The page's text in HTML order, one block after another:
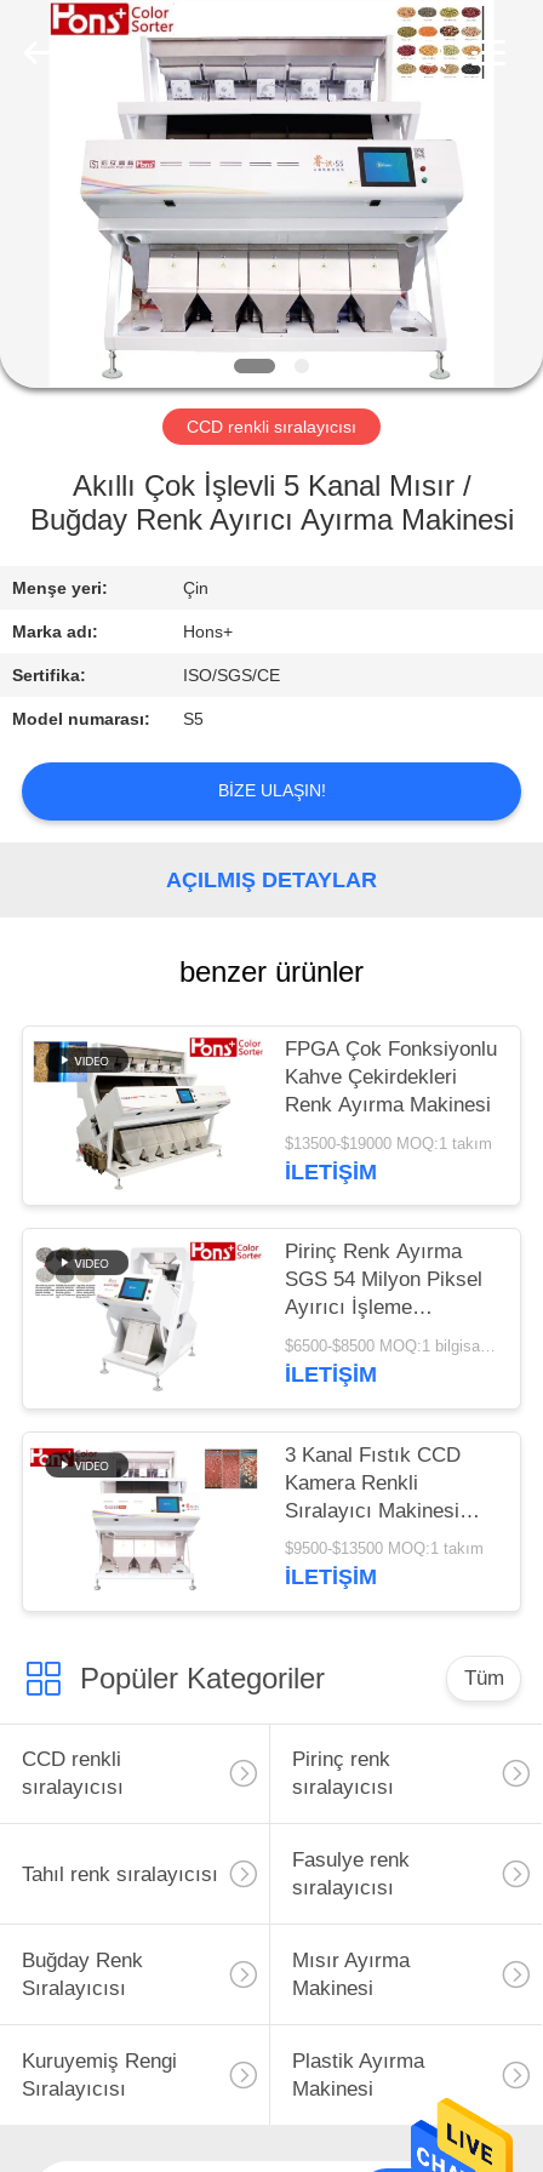
ÜRÜN:%
HAKKIMIZDA
FABRIKA
KALITE
BIZIMLE
ILETIŞIME
GEÇIN
BIR
TEKLIF
PRIVACY
POLICY
Optoelectronic
CCD renkli sıralayıcısı
Akıllı Çok İşlevli 5 Kanal Mısır /
Buğday Renk Ayırıcı Ayırma Makinesi
Menşe yeri: Çin
Marka adı: Hons+
Sertifika: ISO/SGS/CE
Model numarası: S5
BIZE ULAŞIN!
AÇILMIŞ DETAYLAR
benzer ürünler
FPGA Çok Fonksiyonlu
Kahve Çekirdekleri
Renk Ayırma Makinesi
$13500-$19000 MOQ:1 takım
İLETIŞIM
Pirinç Renk Ayırma
SGS 54 Milyon Piksel
Ayırıcı İşleme
Makinesi
$6500-$8500 MOQ:1 bilgisayar
İLETIŞIM
3 Kanal Fıstık CCD
Kamera Renkli
Sıralayıcı Makinesi
Çoklu Fonksiyon
$9500-$13500 MOQ:1 takım
İLETIŞIM
Popüler Kategoriler Tüm
CCD renkli
sıralayıcısı
Pirinç renk
sıralayıcısı
Tahıl renk sıralayıcısı
Fasulye renk
sıralayıcısı
Buğday Renk
Sıralayıcısı
Mısır Ayırma
Makinesi
Kuruyemiş Rengi
Sıralayıcısı
Plastik Ayırma
Makinesi